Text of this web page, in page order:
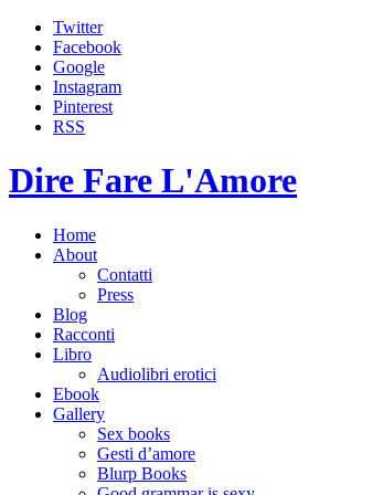
Twitter
Facebook
Google
Instagram
Pinterest
RSS
Dire Fare L'Amore
Home
About
Contatti
Press
Blog
Racconti
Libro
Audiolibri erotici
Ebook
Gallery
Sex books
Gesti d’amore
Blurp Books